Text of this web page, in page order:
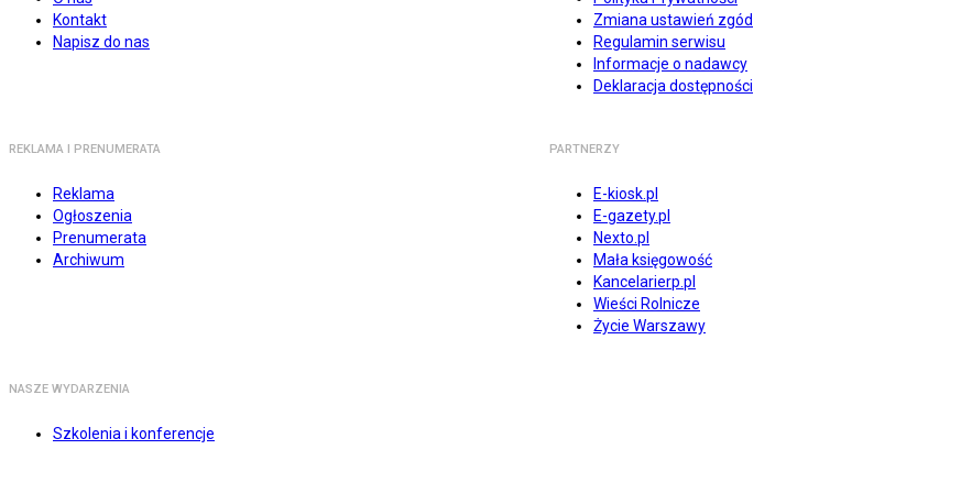
Kontakt
Napisz do nas
Zmiana ustawień zgód
Regulamin serwisu
Informacje o nadawcy
Deklaracja dostępności
REKLAMA I PRENUMERATA
Reklama
Ogłoszenia
Prenumerata
Archiwum
PARTNERZY
E-kiosk.pl
E-gazety.pl
Nexto.pl
Mała księgowość
Kancelarierp.pl
Wieści Rolnicze
Życie Warszawy
NASZE WYDARZENIA
Szkolenia i konferencje